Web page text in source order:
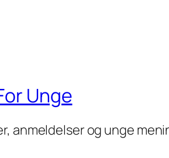
Unge
anmeldelser og unge